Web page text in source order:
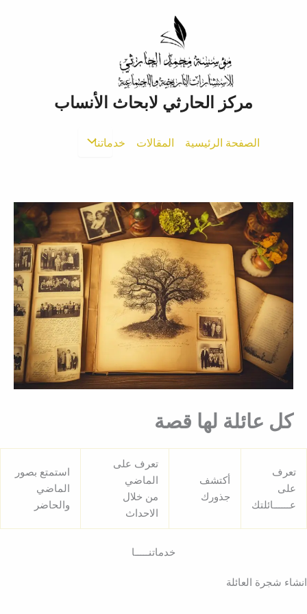
مركز الحارثي لابحاث الأنساب
الصفحة الرئيسية المقالات خدماتنا
كل عائلة لها قصة
تعرف
على
عــــــائلتك
أكتشف
جذورك
تعرف على
الماضي
من خلال
الاحداث
استمتع بصور
الماضي
والحاضر
خدماتنـــــا
انشاء شجرة العائلة